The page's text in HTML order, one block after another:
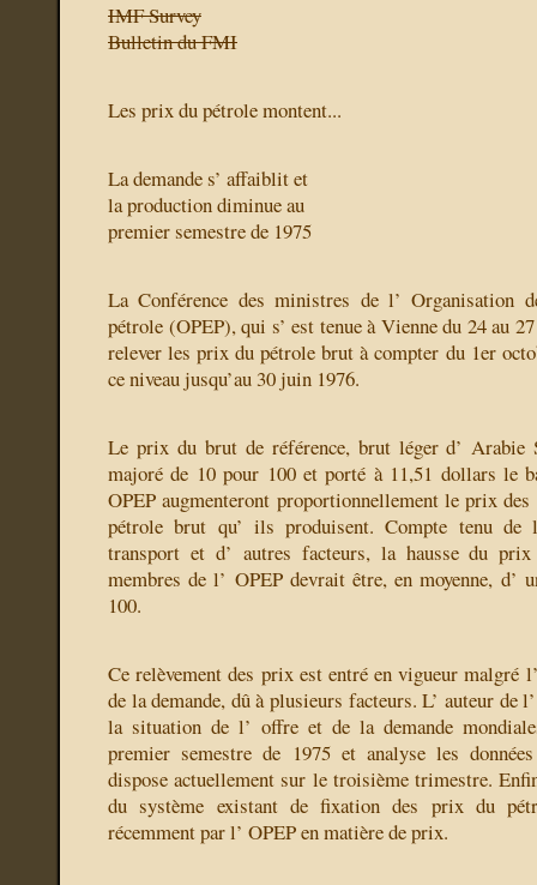
IMF Survey
Bulletin du FMI
Les prix du pétrole montent...
La demande s’ affaiblit et
la production diminue au
premier semestre de 1975
La Conférence des ministres de l’ Organisation
pétrole (OPEP), qui s’ est tenue à Vienne du 24 au
relever les prix du pétrole brut à compter du 1er
ce niveau jusqu’au 30 juin 1976.
Le prix du brut de référence, brut léger d’ Arabie
majoré de 10 pour 100 et porté à 11,51 dollars le
OPEP augmenteront proportionnellement le prix
pétrole brut qu’ ils produisent. Compte tenu
transport et d’ autres facteurs, la hausse du
membres de l’ OPEP devrait être, en moyenne, d’
100.
Ce relèvement des prix est entré en vigueur malgré
de la demande, dû à plusieurs facteurs. L’ auteur de
la situation de l’ offre et de la demande
premier semestre de 1975 et analyse les
dispose actuellement sur le troisième trimestre.
du système existant de fixation des prix du
récemment par l’ OPEP en matière de prix.